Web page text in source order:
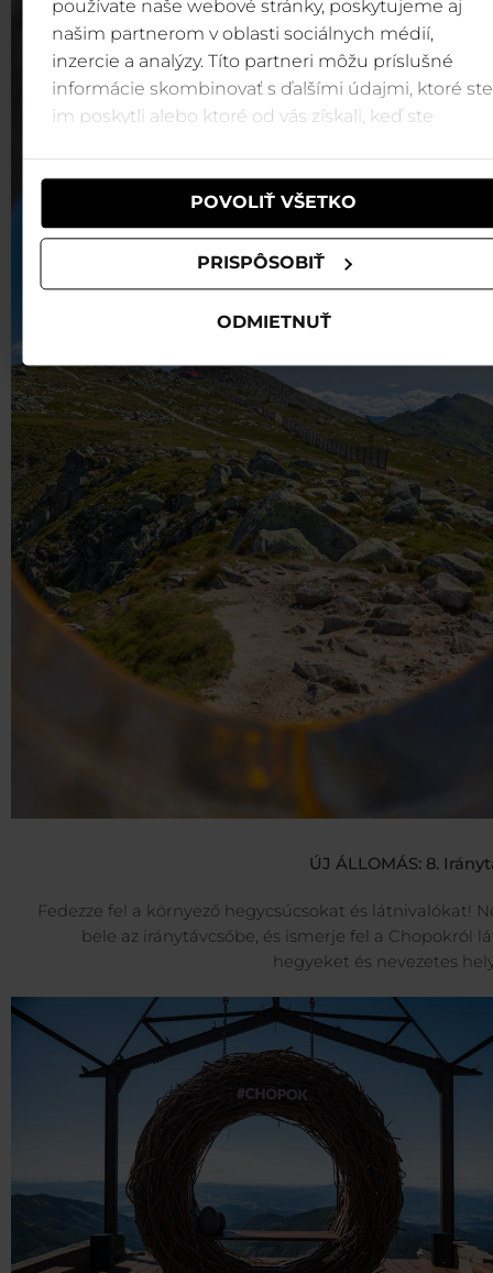
používate naše webové stránky, poskytujeme aj
našim partnerom v oblasti sociálnych médií,
inzercie a analýzy. Títo partneri môžu príslušné
informácie skombinovať s ďalšími údajmi, ktoré ste
im poskytli alebo ktoré od vás získali, keď ste
POVOLIŤ VŠETKO
PRISPÔSOBIŤ
ODMIETNUŤ
ÚJ ÁLLOMÁS: 8.
Fedezze fel a környező hegycsúcsokat és látnivalókat!
bele az iránytávcsőbe, és ismerje fel a Chopokról
hegyeket és nevezetes